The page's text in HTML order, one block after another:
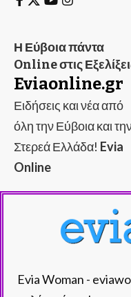
Η Εύβοια πάντα
Online στις
Eviaonline.gr
Ειδήσεις και νέα από
όλη την Εύβοια και
Στερεά Ελλάδα! Evia
Online
Evia Woman -